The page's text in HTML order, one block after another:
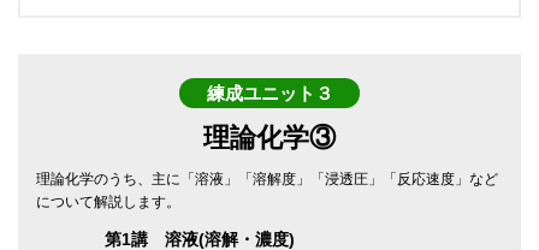
練成ユニット３
理論化学③
理論化学のうち、主に「溶液」「溶解度」「浸透圧」「反応速度」など
について解説します。
第1講 溶液(溶解・濃度)